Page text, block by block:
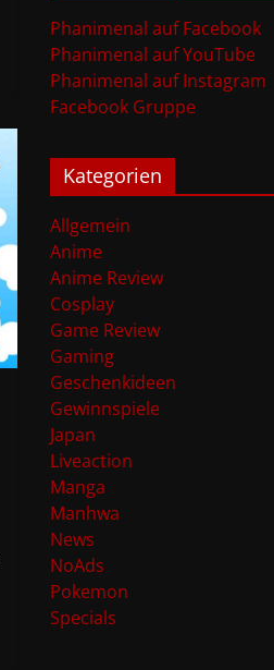
Phanimenal auf Facebook
Phanimenal auf YouTube
Phanimenal auf Instagram
Facebook Gruppe
Kategorien
Allgemein
Anime
Anime Review
Cosplay
Game Review
Gaming
Geschenkideen
Gewinnspiele
Japan
Liveaction
Manga
Manhwa
News
NoAds
Pokemon
Specials